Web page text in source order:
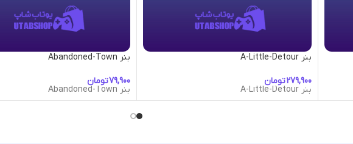
بنر A-Little-Detour
تومان
بنر A-Little-Detour
بنر Abandoned-Town
تومان
بنر Abandoned-Town